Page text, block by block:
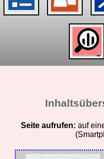
Seite aufrufen: auf